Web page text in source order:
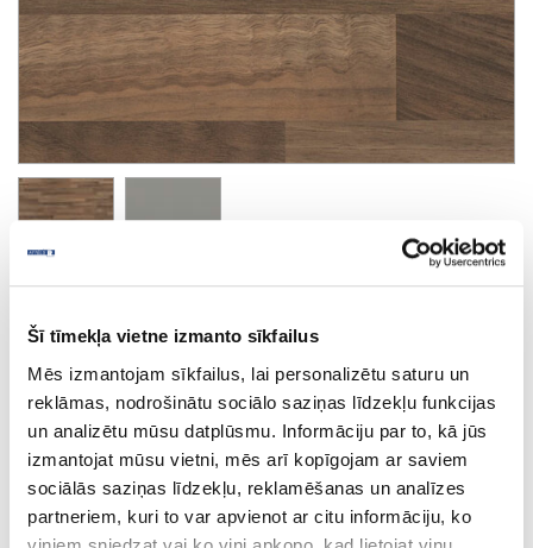
Šī tīmekļa vietne izmanto sīkfailus
Mēs izmantojam sīkfailus, lai personalizētu saturu un
reklāmas, nodrošinātu sociālo saziņas līdzekļu funkcijas
un analizētu mūsu datplūsmu. Informāciju par to, kā jūs
izmantojat mūsu vietni, mēs arī kopīgojam ar saviem
sociālās saziņas līdzekļu, reklamēšanas un analīzes
partneriem, kuri to var apvienot ar citu informāciju, ko
Ask question
Share product link
Print